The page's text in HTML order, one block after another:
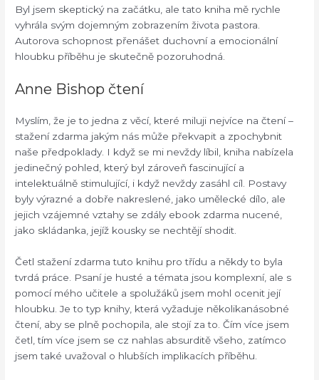
Byl jsem skeptický na začátku, ale tato kniha mě rychle
vyhrála svým dojemným zobrazením života pastora.
Autorova schopnost přenášet duchovní a emocionální
hloubku příběhu je skutečně pozoruhodná.
Anne Bishop čtení
Myslím, že je to jedna z věcí, které miluji nejvíce na čtení –
stažení zdarma​ jakým nás může překvapit a zpochybnit
naše předpoklady. I když se mi nevždy líbil, kniha nabízela
jedinečný pohled, který byl zároveň fascinující a
intelektuálně stimulující, i když nevždy zasáhl cíl. Postavy
byly výrazné a dobře nakreslené, jako umělecké dílo, ale
jejich vzájemné vztahy se zdály ebook zdarma nucené,
jako skládanka, jejíž kousky se nechtějí shodit.
Četl stažení zdarma​ tuto knihu pro třídu a někdy to byla
tvrdá práce. Psaní je husté a témata jsou komplexní, ale s
pomocí mého učitele a spolužáků jsem mohl ocenit její
hloubku. Je to typ knihy, která vyžaduje několikanásobné
čtení, aby se plně pochopila, ale stojí za to. Čím více jsem
četl, tím více jsem se cz nahlas absurditě všeho, zatímco
jsem také uvažoval o hlubších implikacích příběhu.